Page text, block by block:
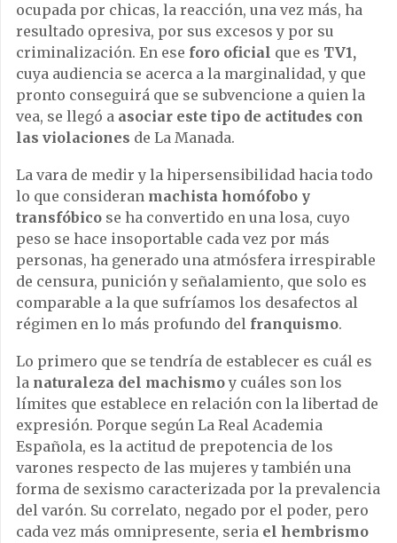
ocupada por chicas, la reacción, una vez más, ha
resultado opresiva, por sus excesos y por su
criminalización. En ese foro oficial que es TV1,
cuya audiencia se acerca a la marginalidad, y que
pronto conseguirá que se subvencione a quien la
vea, se llegó a asociar este tipo de actitudes con
las violaciones de La Manada.
La vara de medir y la hipersensibilidad hacia todo
lo que consideran machista homófobo y
transfóbico se ha convertido en una losa, cuyo
peso se hace insoportable cada vez por más
personas, ha generado una atmósfera irrespirable
de censura, punición y señalamiento, que solo es
comparable a la que sufríamos los desafectos al
régimen en lo más profundo del franquismo.
Lo primero que se tendría de establecer es cuál es
la naturaleza del machismoy cuáles son los
límites que establece en relación con la libertad de
expresión. Porque según La Real Academia
Española, es la actitud de prepotencia de los
varones respecto de las mujeres y también una
forma de sexismo caracterizada por la prevalencia
del varón. Su correlato, negado por el poder, pero
cada vez más omnipresente, seria el hembrismo